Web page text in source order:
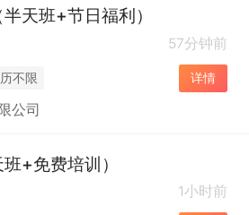
天班+节日福利）
57分钟前
不限 详情
公司
+免费培训）
1小时前